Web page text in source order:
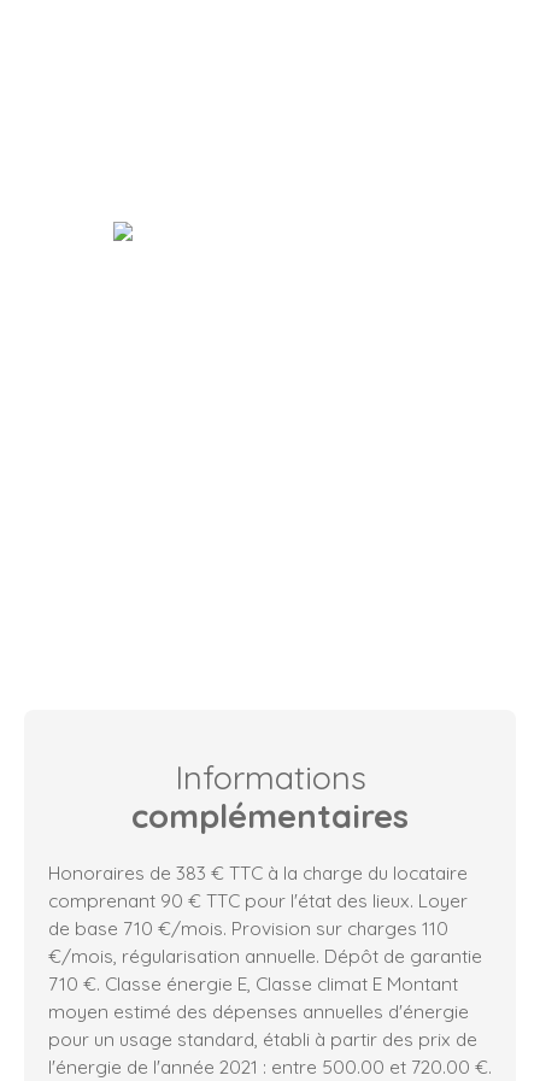
Informations
complémentaires
Honoraires de 383 € TTC à la charge du locataire
comprenant 90 € TTC pour l'état des lieux. Loyer
de base 710 €/mois. Provision sur charges 110
€/mois, régularisation annuelle. Dépôt de garantie
710 €. Classe énergie E, Classe climat E Montant
moyen estimé des dépenses annuelles d'énergie
pour un usage standard, établi à partir des prix de
l'énergie de l'année 2021 : entre 500.00 et 720.00 €.